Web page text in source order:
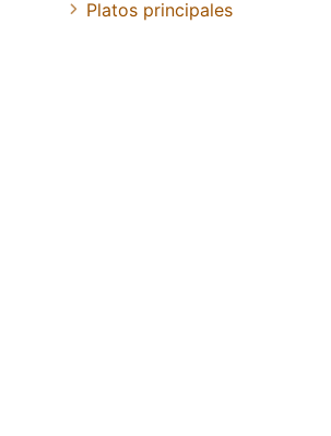
Platos principales